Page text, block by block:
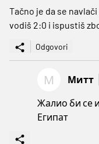
Tačno je da se
vodiš 2:0 i ispustiš
Odgovori
М Митт
Жалио би се
Египат